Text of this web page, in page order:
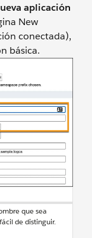
aplicación
New
conectada),
básica.
que sea
de distinguir.